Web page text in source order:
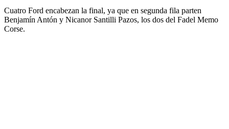
Cuatro Ford encabezan la final, ya que en segunda fila parten
Benjamín Antón y Nicanor Santilli Pazos, los dos del Fadel Memo
Corse.